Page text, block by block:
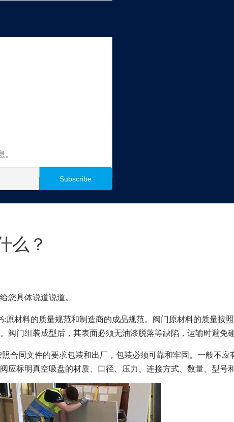
么？
您具体说道说道。
材料的质量规范和制造商的成品规范。阀门原材料的质量按
门组装成型后，其表面必须无油漆脱落等缺陷，运输时避免碰
同文件的要求包装和出厂，包装必须可靠和牢固。一般不应
应标明真空吸盘的材质、口径、压力、连接方式、数量、型号